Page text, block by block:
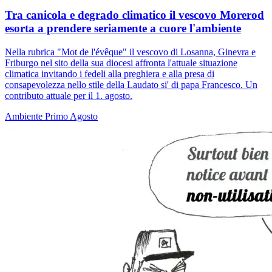
Tra canicola e degrado climatico il vescovo Morerod
esorta a prendere seriamente a cuore l'ambiente
Nella rubrica "Mot de l'évêque" il vescovo di Losanna, Ginevra e
Friburgo nel sito della sua diocesi affronta l'attuale situazione
climatica invitando i fedeli alla preghiera e alla presa di
consapevolezza nello stile della Laudato si' di papa Francesco. Un
contributo attuale per il 1. agosto.
Ambiente Primo Agosto